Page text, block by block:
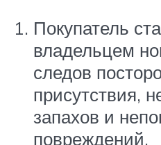
Покупатель
владельцем
следов
присутствия,
запахов и
повреждений.